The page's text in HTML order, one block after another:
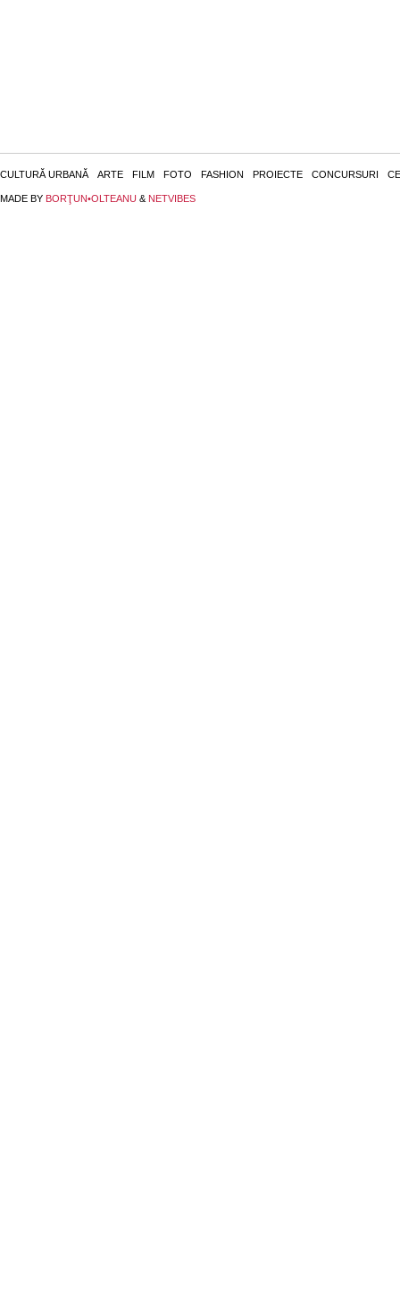
CULTURĂ URBANĂ ARTE FILM FOTO FASHION PROIECTE CONCURSURI
MADE BY BORŢUN•OLTEANU & NETVIBES